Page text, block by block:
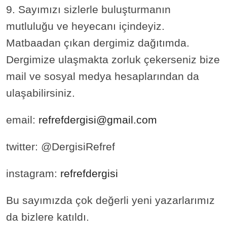
9. Sayımızı sizlerle buluşturmanın
mutluluğu ve heyecanı içindeyiz.
Matbaadan çıkan dergimiz dağıtımda.
Dergimize ulaşmakta zorluk çekerseniz bize
mail ve sosyal medya hesaplarından da
ulaşabilirsiniz.
email: refrefdergisi@gmail.com
twitter: @DergisiRefref
instagram: refrefdergisi
Bu sayımızda çok değerli yeni yazarlarımız
da bizlere katıldı.